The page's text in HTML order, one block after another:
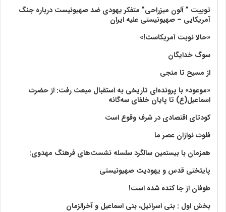
توییت ” آلون میزراحی” متفکر یهودی ضد صهیونیست درباره جنگ
آمریکایی – صهیونیستی علیه ایران
«حالا نوبت آمریکاست!»
سوگ خدایگان
از مسیح تا منجی
«موعود» با پرونده‌ای تاریخی به استقبال مبعث رفت: از حضرت
اسماعیل(ع) تا پایان خلفای سه‌گانه
کودتای اقتصادی در شرف وقوع است
فلوت نوازان عصر ما
همزمان با بیستمین سالگرد سلسله نشست‌های فرهنگ مهدوی:‌
پایتختی قدس و یهودیت صهیونیستی
طوفان از جا کنده شده است!
بخش اول : بنی اسرائیل، بنی اسماعیل و آخرالزمان